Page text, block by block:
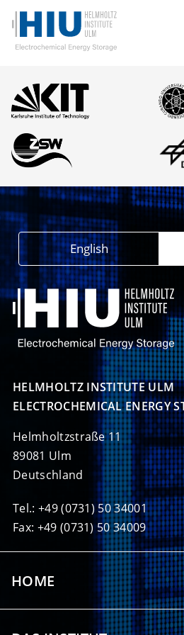
HELMHOLTZ INSTITUTE ULM
ELECTROCHEMICAL ENERGY
Helmholtzstraße 11
89081 Ulm
Deutschland
Tel.: +49 (0731) 50 34001
Fax: +49 (0731) 50 34009
English
HOME